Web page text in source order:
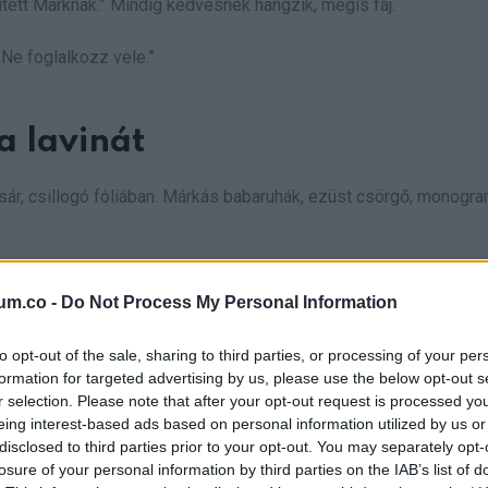
- Do Not Process My Personal Information
opt-out of the sale, sharing to third parties, or processing of your
for targeted advertising by us, please use the below opt-out
selection. Please note that after your opt-out request is processed
interest-based ads based on personal information utilized by us
to third parties prior to your opt-out. You may separately
of your personal information by third parties on the IAB’s list of
Marknak.” Mindig kedvesnek hangzik, mégis fáj.
foglalkozz vele.”
lavinát
csillogó fóliában. Márkás babaruhák, ezüst csörgő,
ízlés, igazi klasszis.”
Benne a bizonyíték, egy magánnyomozó jelentése.